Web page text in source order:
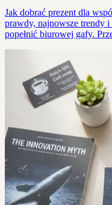
Jak dobrać prezent dla
prawdy, najnowsze trendy
popełnić biurowej gafy.